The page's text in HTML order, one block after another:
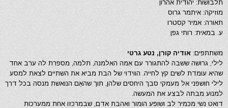
תלבושות: יהודית אהרון
מוזיקה: איתמר גרוס
תאורה: אמיר קסטרו
ע. במאית: רותי גפן
משתתפים: אודיה קורן, נטע גרטי
לילי, גרושה ששבה להתגורר עם אִמה האלמנה, תלמה, מספרת לה ערב אחד
שהיא עומדת לשים קץ לחייה. הווידוי של הבת מביא את השתיים לצאת למסע
לילי חושפני אל מעמקי סבך היחסים שלהן, תוך שהאֵם הנואשת מנסה בכל דרך
למנוע מבתה לבצע את המעשה.
דואט נשי מכמיר לב ושופע הומור ואהבת אדם, שבמרכזו אחת ממערכות